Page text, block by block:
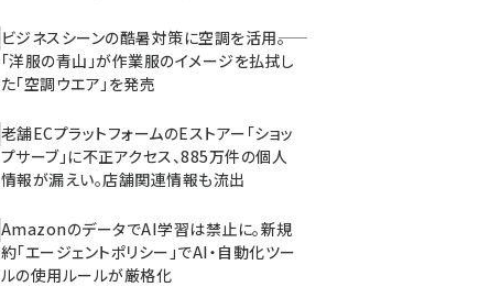
ビジネスシーンの酷暑対策に空調を活用――。
「洋服の青山」が作業服のイメージを払拭し
た「空調ウエア」を発売
老舗ECプラットフォームのEストアー「ショッ
プサーブ」に不正アクセス、885万件の個人
情報が漏えい。店舗関連情報も流出
AmazonのデータでAI学習は禁止に。新規
約「エージェントポリシー」でAI・自動化ツー
ルの使用ルールが厳格化